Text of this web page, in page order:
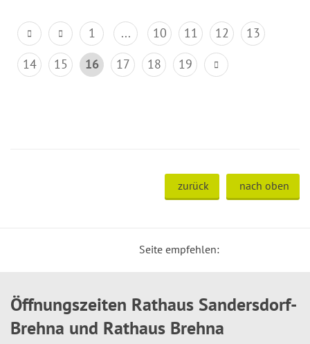
1 ... 10 11 12
13
14
15 16 17 18 19
zurück nach oben
Seite empfehlen:
Öffnungszeiten Rathaus Sandersdorf-
Brehna und Rathaus Brehna